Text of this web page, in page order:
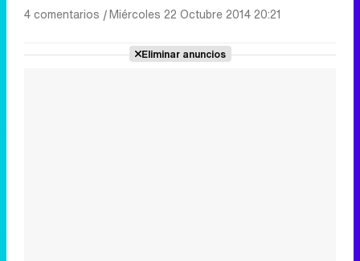
4 comentarios |Miércoles 22 Octubre 2014 20:21
Eliminar anuncios